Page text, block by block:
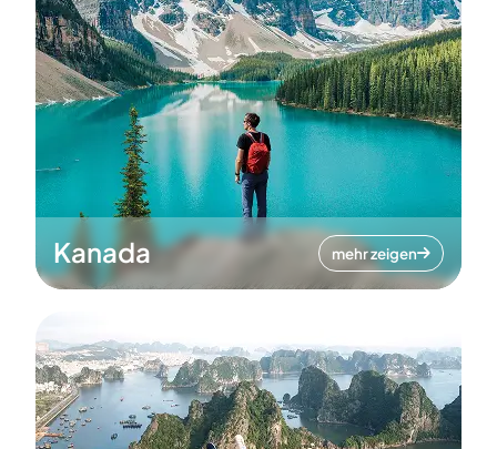
Kanada mehr zeigen